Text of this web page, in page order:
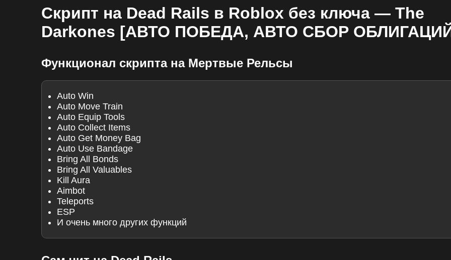
Скрипт на Dead Rails в Roblox без ключа — The
Darkones [АВТО ПОБЕДА, АВТО СБОР
Функционал скрипта на Мертвые Рельсы
Auto Win
Auto Move Train
Auto Equip Tools
Auto Collect Items
Auto Get Money Bag
Auto Use Bandage
Bring All Bonds
Bring All Valuables
Kill Aura
Aimbot
Teleports
ESP
И очень много других функций